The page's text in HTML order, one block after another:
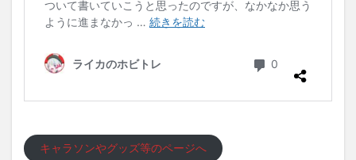
キャラソンやグッズ等のページへ